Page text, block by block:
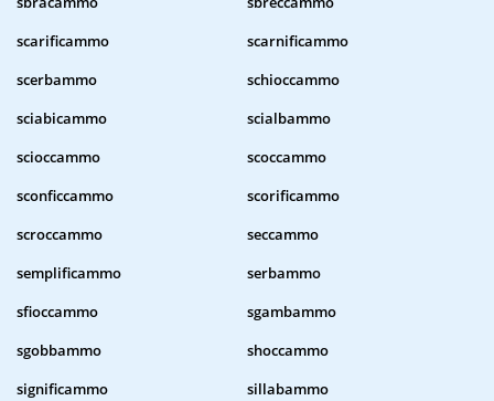
scarificammo
scarnificammo
scerbammo
schioccammo
sciabicammo
scialbammo
scioccammo
scoccammo
sconficcammo
scorificammo
scroccammo
seccammo
semplificammo
serbammo
sfioccammo
sgambammo
sgobbammo
shoccammo
significammo
sillabammo